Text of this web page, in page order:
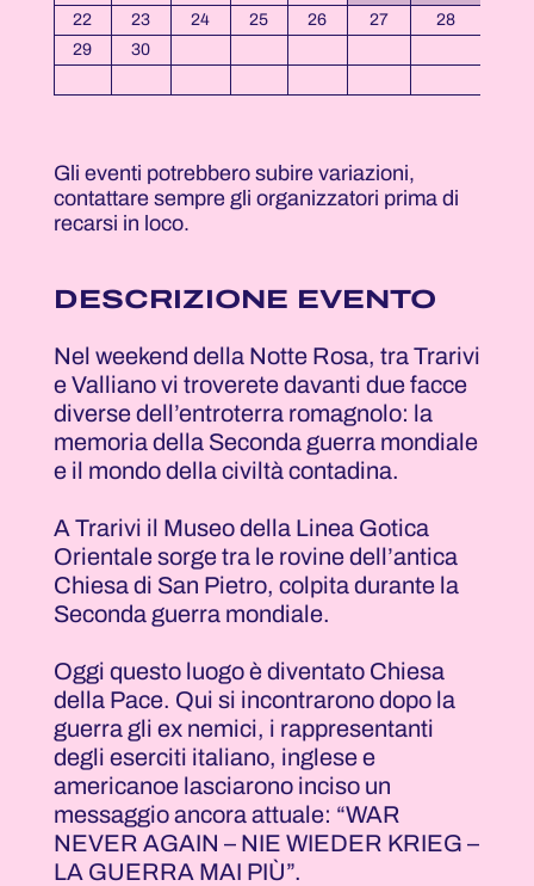
22
23 24 25 26 27
28
29
30
Gli eventi potrebbero subire variazioni,
contattare sempre gli organizzatori prima di
recarsi in loco.
DESCRIZIONE EVENTO
Nel weekend della Notte Rosa, tra Trarivi
e Valliano vi troverete davanti due facce
diverse dell’entroterra romagnolo: la
memoria della Seconda guerra mondiale
e il mondo della civiltà contadina.
A Trarivi il Museo della Linea Gotica
Orientale sorge tra le rovine dell’antica
Chiesa di San Pietro, colpita durante la
Seconda guerra mondiale.
Oggi questo luogo è diventato Chiesa
della Pace. Qui si incontrarono dopo la
guerra gli ex nemici, i rappresentanti
degli eserciti italiano, inglese e
americanoe lasciarono inciso un
messaggio ancora attuale: “WAR
NEVER AGAIN – NIE WIEDER KRIEG –
LA GUERRA MAI PIÙ”.